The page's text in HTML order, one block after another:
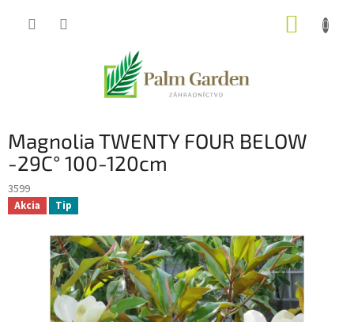
Magnolia TWENTY FOUR BELOW
-29C° 100-120cm
3599
Akcia Tip